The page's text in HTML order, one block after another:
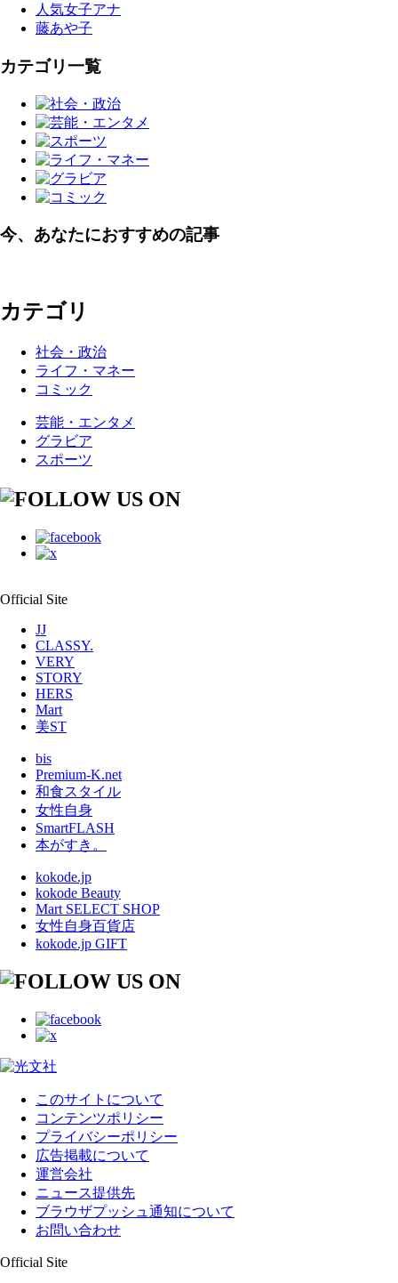
人気女子アナ
藤あや子
カテゴリ一覧
今、あなたにおすすめの記事
カテゴリ
社会・政治
ライフ・マネー
コミック
芸能・エンタメ
グラビア
スポーツ
Official Site
JJ
CLASSY.
VERY
STORY
HERS
Mart
美ST
bis
Premium-K.net
和食スタイル
女性自身
SmartFLASH
本がすき。
kokode.jp
kokode Beauty
Mart SELECT SHOP
女性自身百貨店
kokode.jp GIFT
このサイトについて
コンテンツポリシー
プライバシーポリシー
広告掲載について
運営会社
ニュース提供先
ブラウザプッシュ通知について
お問い合わせ
Official Site